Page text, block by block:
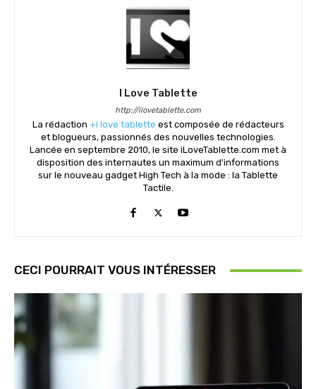
I Love Tablette
http://ilovetablette.com
La rédaction +i love tablette est composée de rédacteurs
et blogueurs, passionnés des nouvelles technologies.
Lancée en septembre 2010, le site iLoveTablette.com met à
disposition des internautes un maximum d'informations
sur le nouveau gadget High Tech à la mode : la Tablette
Tactile.
CECI POURRAIT VOUS INTÉRESSER